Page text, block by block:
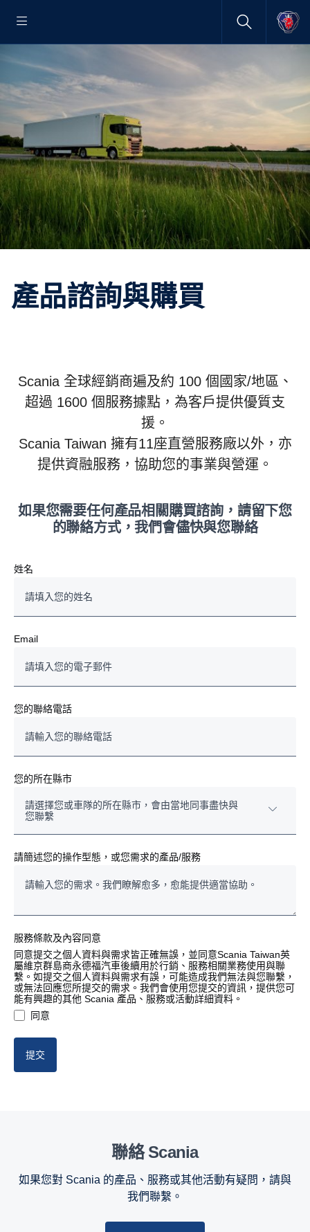
產品諮詢與購買
Scania 全球經銷商遍及約 100 個國家/地區、
超過 1600 個服務據點，為客戶提供優質支
援。
Scania Taiwan 擁有11座直營服務廠以外，亦
提供資融服務，協助您的事業與營運。
如果您需要任何產品相關購買諮詢，請留下您
的聯絡方式，我們會儘快與您聯絡
姓名
Email
您的聯絡電話
您的所在縣市
請選擇您或車隊的所在縣市，會由當地同事盡快與
您聯繫
基隆市
臺北市
桃園市
新竹縣
新竹市
苗栗縣
請簡述您的操作型態，或您需求的產品/服務
服務條款及內容同意
同意提交之個人資料與需求皆正確無誤，並同意Scania Taiwan英
屬維京群島商永德福汽車後續用於行銷、服務相關業務使用與聯
繫。如提交之個人資料與需求有誤，可能造成我們無法與您聯繫，
或無法回應您所提交的需求。我們會使用您提交的資訊，提供您可
能有興趣的其他 Scania 產品、服務或活動詳細資料。
同意
提交
聯絡 Scania
如果您對 Scania 的產品、服務或其他活動有疑問，請與
我們聯繫。